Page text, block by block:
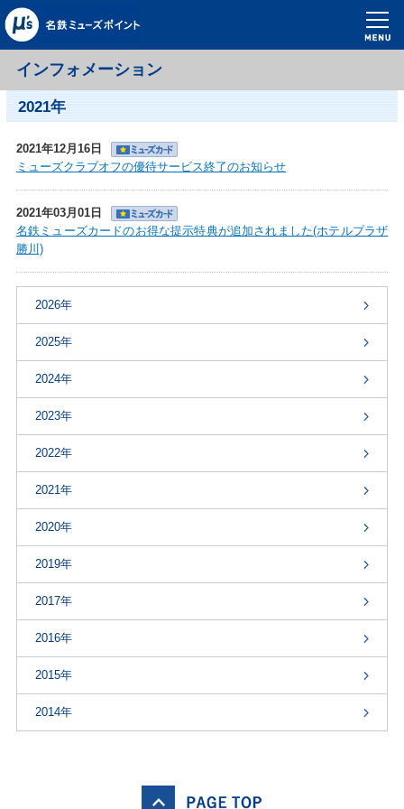
インフォメーション
2021年
2021年12月16日
ミューズクラブオフの優待サービス終了のお知らせ
2021年03月01日
名鉄ミューズカードのお得な提示特典が追加されました(ホテルプラザ
勝川)
2026年
2025年
2024年
2023年
2022年
2021年
2020年
2019年
2017年
2016年
2015年
2014年